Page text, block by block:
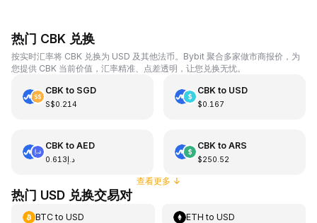
热门 CBK 兑换
按实时汇率将 CBK 兑换为 USD 及其他法币。Bybit 聚合多家做市商报价，为
您提供 CBK 当前价值，汇率精准、点差透明，让您兑换无忧。
CBK to SGD
S$0.214
CBK to USD
$0.167
CBK to AED
د.إ0.613
CBK to ARS
$250.52
查看更多 ↓
热门 USD 兑换交易对
BTCto USD ETH toUSD